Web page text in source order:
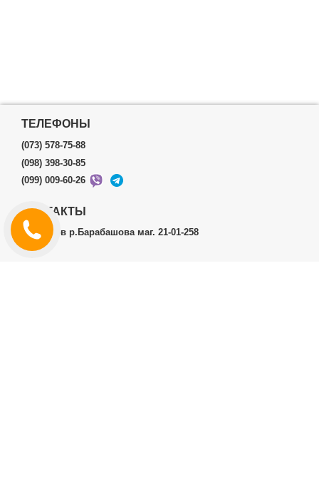
ТЕЛЕФОНЫ
(073) 578-75-88
(098) 398-30-85
(099) 009-60-26
КОНТАКТЫ
г.Харьков р.Барабашова маг. 21-01-258